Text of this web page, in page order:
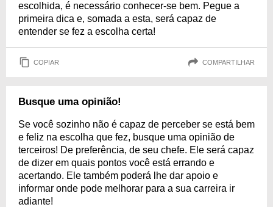
escolhida, é necessário conhecer-se bem. Pegue a
primeira dica e, somada a esta, será capaz de
entender se fez a escolha certa!
COPIAR COMPARTILHAR
Busque uma opinião!
Se você sozinho não é capaz de perceber se está bem
e feliz na escolha que fez, busque uma opinião de
terceiros! De preferência, de seu chefe. Ele será capaz
de dizer em quais pontos você está errando e
acertando. Ele também poderá lhe dar apoio e
informar onde pode melhorar para a sua carreira ir
adiante!